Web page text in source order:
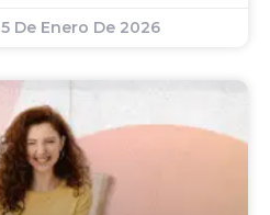
5 De Enero De 2026